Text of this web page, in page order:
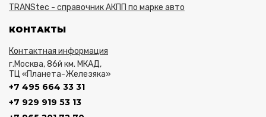
TRANStec - справочник АКПП по марке авто
КОНТАКТЫ
Контактная информация
г.Москва, 86й км. МКАД,
ТЦ «Планета-Железяка»
+7 495 664 33 31
+7 929 919 53 13